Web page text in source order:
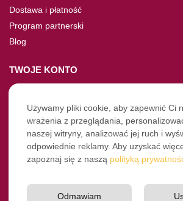
Dostawa i płatność
Program partnerski
Blog
TWOJE KONTO
Moje konto
Nie pamiętasz hasła?
Twoje zamówienia
NASZE SOCIALE
Instagram
Używamy pliki cookie, aby zapewnić Ci
wrażenia z przeglądania,
naszej witryny, analizować jej ruch i
odpowiednie reklamy. Aby uzyskać
zapoznaj się z naszą polityką
Odmawiam